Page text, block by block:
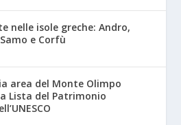
nelle isole greche: Andro,
e Corfù
area del Monte Olimpo
Lista del Patrimonio